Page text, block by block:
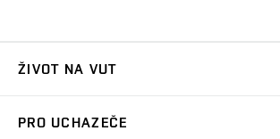
ŽIVOT NA VUT
PRO UCHAZEČE